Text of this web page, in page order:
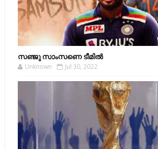
സഞ്ജു സാംസണെ ടീമില്‍
Unknown Jul 30, 2022